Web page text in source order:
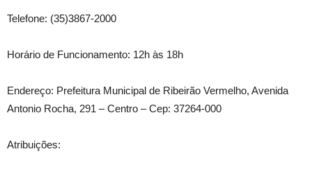
Telefone: (35)3867-2000
Horário de Funcionamento: 12h às 18h
Endereço: Prefeitura Municipal de Ribeirão Vermelho, Avenida
Antonio Rocha, 291 – Centro – Cep: 37264-000
Atribuições: